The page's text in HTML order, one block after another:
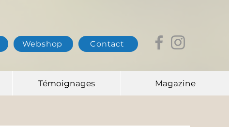
Webshop Contact
Témoignages Magazine